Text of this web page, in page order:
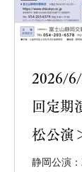
2026/
回定期
松公演
静岡公演：